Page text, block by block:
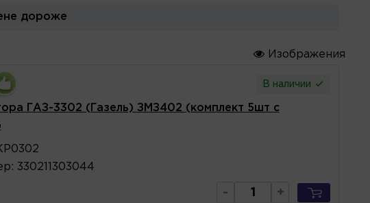
дороже
Изображения
В наличии
ГАЗ-3302 (Газель) ЗМЗ402 (комплект 5шт с
: 330211303044
- +